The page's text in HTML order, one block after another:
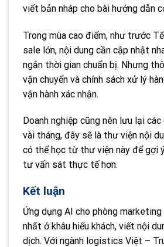
viết bản nháp cho bài hướng dẫn
Trong mùa cao điểm, như trước
sale lớn, nội dung cần cập nhật
ngắn thời gian chuẩn bị. Nhưng
vận chuyển và chính sách xử lý
vận hành xác nhận.
Doanh nghiệp cũng nên lưu lại
vài tháng, đây sẽ là thư viện nội
có thể học từ thư viện này để gợi
tư vấn sát thực tế hơn.
Kết luận
Ứng dụng AI cho phòng
nhất ở khâu hiểu khách, viết nội
dịch. Với ngành logistics Việt –